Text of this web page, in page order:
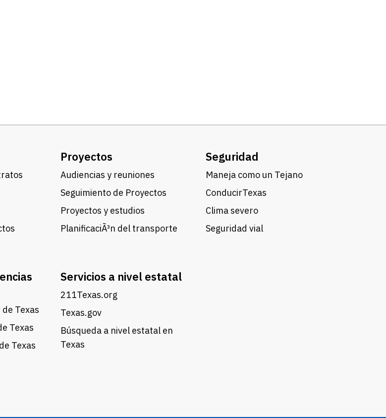
Proyectos
Audiencias y reuniones
Seguimiento de Proyectos
Proyectos y estudios
PlanificaciÃ³n del transporte
Seguridad
Maneja como un Tejano
ConducirTexas
Clima severo
Seguridad vial
Texas
Texas
Texas
Servicios a nivel estatal
211Texas.org
Texas.gov
Búsqueda a nivel estatal en
Texas